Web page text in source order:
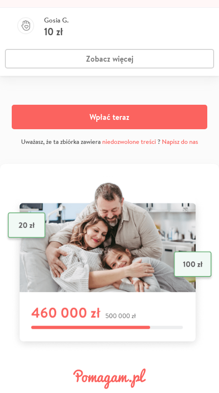
Gosia G.
10 zł
Zobacz więcej
Wpłać teraz
Uważasz, że ta zbiórka zawiera niedozwolone treści? Napisz do nas